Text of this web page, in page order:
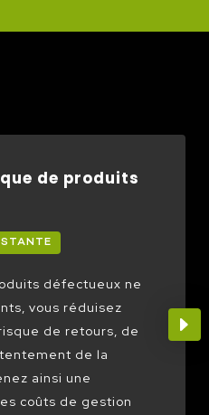
de produits
défectueux ne
vous réduisez
de retours, de
de la
ainsi une
coûts de gestion